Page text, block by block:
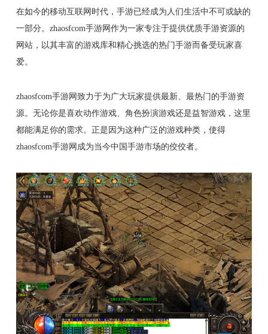
在如今的移动互联网时代，手游已经成为人们生活中不可或缺的
一部分。zhaosfcom手游网作为一家专注于提供优质手游资源的
网站，以其丰富的游戏库和精心挑选的热门手游而备受玩家喜
爱。
zhaosfcom手游网致力于为广大玩家提供最新、最热门的手游资
源。无论你是喜欢动作游戏、角色扮演游戏还是益智游戏，这里
都能满足你的需求。正是因为这种广泛的游戏种类，使得
zhaosfcom手游网成为当今中国手游市场的佼佼者。